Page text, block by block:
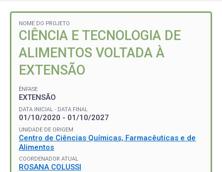
NOME DO PROJETO
CIÊNCIA E TECNOLOGIA DE
ALIMENTOS VOLTADA À
EXTENSÃO
ÊNFASE
EXTENSÃO
DATA INICIAL - DATA FINAL
01/10/2020 - 01/10/2027
UNIDADE DE ORIGEM
Centro de Ciências Químicas, Farmacêuticas e de
Alimentos
COORDENADOR ATUAL
ROSANA COLUSSI